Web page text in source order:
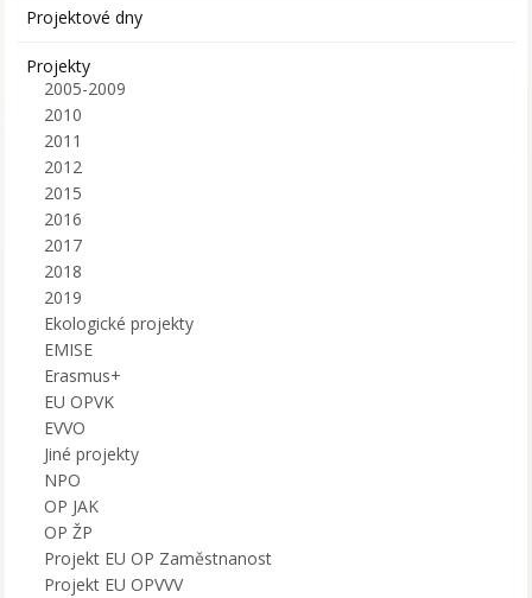
Projektové dny
Projekty
2005-2009
2010
2011
2012
2015
2016
2017
2018
2019
Ekologické projekty
EMISE
Erasmus+
EU OPVK
EVVO
Jiné projekty
NPO
OP JAK
OP ŽP
Projekt EU OP Zaměstnanost
Projekt EU OPVVV